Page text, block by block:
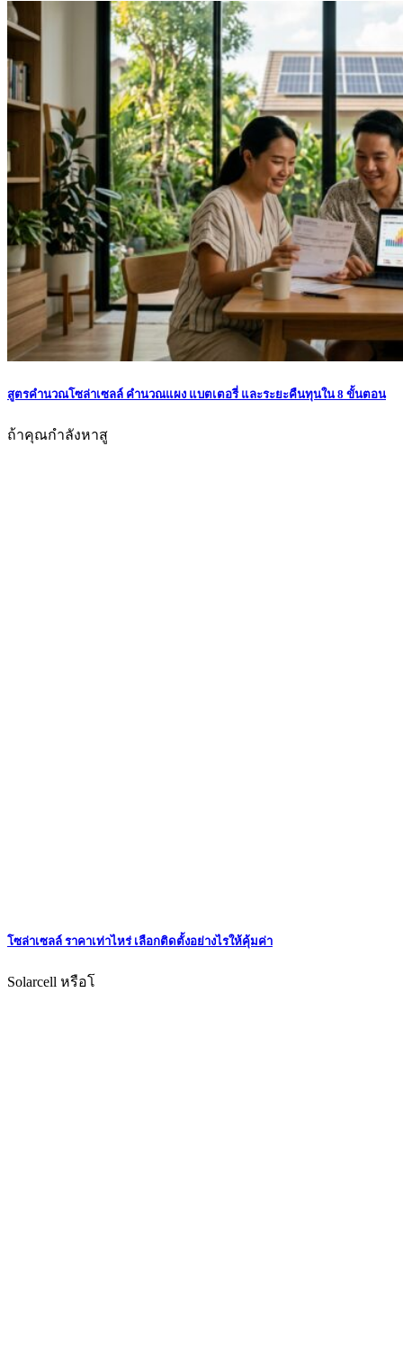
สูตรคำนวณโซล่าเซลล์ คำนวณแผง แบตเตอรี่ และระยะคืนทุนใน 8 ขั้นตอน
ถ้าคุณกำลังหาสู
โซล่าเซลล์ ราคาเท่าไหร่ เลือกติดตั้งอย่างไรให้คุ้มค่า
Solarcell หรือโ